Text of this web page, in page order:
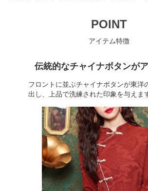
POINT
アイテム特徴
伝統的なチャイナボタンが
フロントに並ぶチャイナボタンが東洋
出し、上品で洗練された印象を与えま